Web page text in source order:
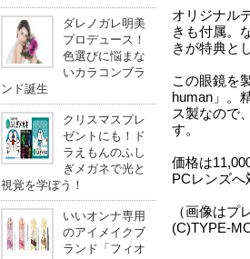
ダレノガレ明美
プロデュース！
色選びに悩まな
いカラコンブラ
ンド誕生
クリスマスプレ
ゼントにも！ド
ラえもんのふし
ぎメガネで光と
視覚を学ぼう！
いいオンナ専用
のアイメイクブ
ランド「フィオ
オリジナル
きも付属。
きが特典と
この眼鏡を
human」。
ス製なので
す。
価格は
PCレンズへ
（画像はプ
(C)TYPE-